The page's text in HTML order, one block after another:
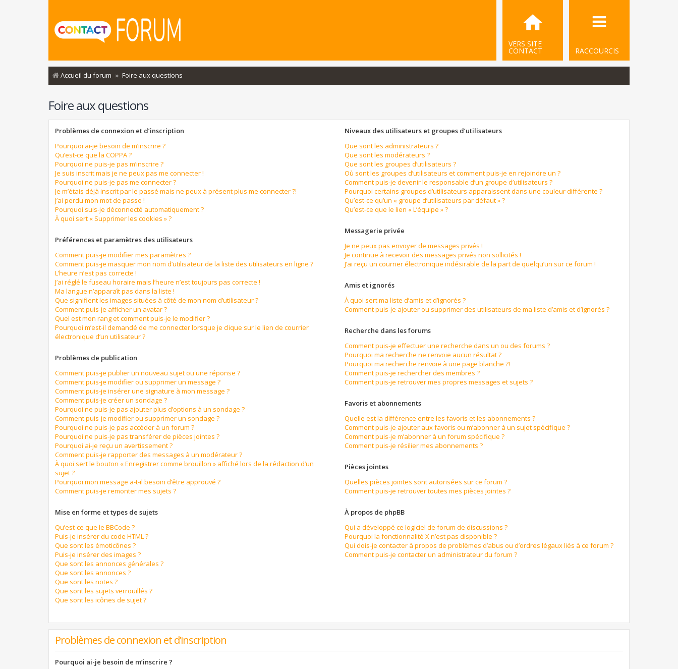
RACCOURCIS
VERS SITE
CONTACT
Accueil du forum Foire aux questions
Foire aux questions
Problèmes de connexion et d’inscription
Pourquoi ai-je besoin de m’inscrire ?
Qu’est-ce que la COPPA ?
Pourquoi ne puis-je pas m’inscrire ?
Je suis inscrit mais je ne peux pas me connecter !
Pourquoi ne puis-je pas me connecter ?
Je m’étais déjà inscrit par le passé mais ne peux à présent plus me connecter ?!
J’ai perdu mon mot de passe !
Pourquoi suis-je déconnecté automatiquement ?
À quoi sert « Supprimer les cookies » ?
Préférences et paramètres des utilisateurs
Comment puis-je modifier mes paramètres ?
Comment puis-je masquer mon nom d’utilisateur de la liste des utilisateurs en ligne ?
L’heure n’est pas correcte !
J’ai réglé le fuseau horaire mais l’heure n’est toujours pas correcte !
Ma langue n’apparaît pas dans la liste !
Que signifient les images situées à côté de mon nom d’utilisateur ?
Comment puis-je afficher un avatar ?
Quel est mon rang et comment puis-je le modifier ?
Pourquoi m’est-il demandé de me connecter lorsque je clique sur le lien de courrier
électronique d’un utilisateur ?
Problèmes de publication
Comment puis-je publier un nouveau sujet ou une réponse ?
Comment puis-je modifier ou supprimer un message ?
Comment puis-je insérer une signature à mon message ?
Comment puis-je créer un sondage ?
Pourquoi ne puis-je pas ajouter plus d’options à un sondage ?
Comment puis-je modifier ou supprimer un sondage ?
Pourquoi ne puis-je pas accéder à un forum ?
Pourquoi ne puis-je pas transférer de pièces jointes ?
Pourquoi ai-je reçu un avertissement ?
Comment puis-je rapporter des messages à un modérateur ?
À quoi sert le bouton « Enregistrer comme brouillon » affiché lors de la rédaction d’un
sujet ?
Pourquoi mon message a-t-il besoin d’être approuvé ?
Comment puis-je remonter mes sujets ?
Mise en forme et types de sujets
Qu’est-ce que le BBCode ?
Puis-je insérer du code HTML ?
Que sont les émoticônes ?
Puis-je insérer des images ?
Que sont les annonces générales ?
Que sont les annonces ?
Que sont les notes ?
Que sont les sujets verrouillés ?
Que sont les icônes de sujet ?
Niveaux des utilisateurs et groupes d’utilisateurs
Que sont les administrateurs ?
Que sont les modérateurs ?
Que sont les groupes d’utilisateurs ?
Où sont les groupes d’utilisateurs et comment puis-je en rejoindre un ?
Comment puis-je devenir le responsable d’un groupe d’utilisateurs ?
Pourquoi certains groupes d’utilisateurs apparaissent dans une couleur différente ?
Qu’est-ce qu’un « groupe d’utilisateurs par défaut » ?
Qu’est-ce que le lien « L’équipe » ?
Messagerie privée
Je ne peux pas envoyer de messages privés !
Je continue à recevoir des messages privés non sollicités !
J’ai reçu un courrier électronique indésirable de la part de quelqu’un sur ce forum !
Amis et ignorés
À quoi sert ma liste d’amis et d’ignorés ?
Comment puis-je ajouter ou supprimer des utilisateurs de ma liste d’amis et d’ignorés ?
Recherche dans les forums
Comment puis-je effectuer une recherche dans un ou des forums ?
Pourquoi ma recherche ne renvoie aucun résultat ?
Pourquoi ma recherche renvoie à une page blanche ?!
Comment puis-je rechercher des membres ?
Comment puis-je retrouver mes propres messages et sujets ?
Favoris et abonnements
Quelle est la différence entre les favoris et les abonnements ?
Comment puis-je ajouter aux favoris ou m’abonner à un sujet spécifique ?
Comment puis-je m’abonner à un forum spécifique ?
Comment puis-je résilier mes abonnements ?
Pièces jointes
Quelles pièces jointes sont autorisées sur ce forum ?
Comment puis-je retrouver toutes mes pièces jointes ?
À propos de phpBB
Qui a développé ce logiciel de forum de discussions ?
Pourquoi la fonctionnalité X n’est pas disponible ?
Qui dois-je contacter à propos de problèmes d’abus ou d’ordres légaux liés à ce forum ?
Comment puis-je contacter un administrateur du forum ?
Problèmes de connexion et d’inscription
Pourquoi ai-je besoin de m’inscrire ?